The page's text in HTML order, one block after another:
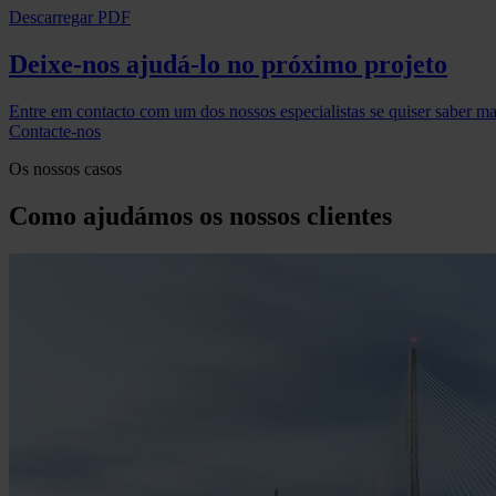
Descarregar PDF
Deixe-nos ajudá-lo no próximo projeto
Entre em contacto com um dos nossos especialistas se quiser saber
Contacte-nos
Os nossos casos
Como ajudámos os nossos clientes